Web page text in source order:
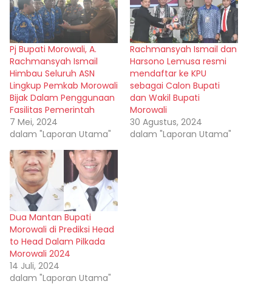
Pj Bupati Morowali, A.
Rachmansyah Ismail
Himbau Seluruh ASN
Lingkup Pemkab Morowali
Bijak Dalam Penggunaan
Fasilitas Pemerintah
7 Mei, 2024
dalam "Laporan Utama"
Rachmansyah Ismail dan
Harsono Lemusa resmi
mendaftar ke KPU
sebagai Calon Bupati
dan Wakil Bupati
Morowali
30 Agustus, 2024
dalam "Laporan Utama"
Dua Mantan Bupati
Morowali di Prediksi Head
to Head Dalam Pilkada
Morowali 2024
14 Juli, 2024
dalam "Laporan Utama"